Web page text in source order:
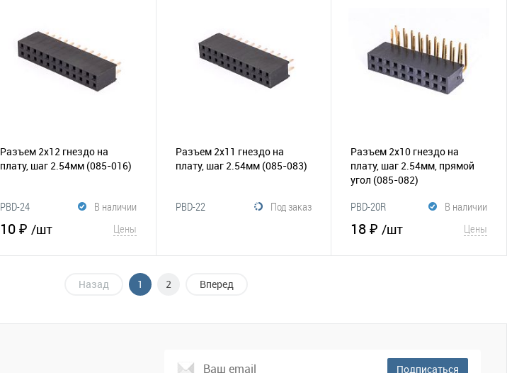
В избранное
Разъем 2х12 гнездо на
плату, шаг 2.54мм (085-016)
В наличии
PBD-24
10 ₽ /шт Цены
В корзину
Разъем 2х11 гнездо на
плату, шаг 2.54мм (085-083)
Под заказ
PBD-22
Разъем 2х10 гнездо на
плату, шаг 2.54мм, прямой
угол (085-082)
В наличии
PBD-20R
18 ₽/шт Цены
Назад 1 2 Вперед
Подписаться